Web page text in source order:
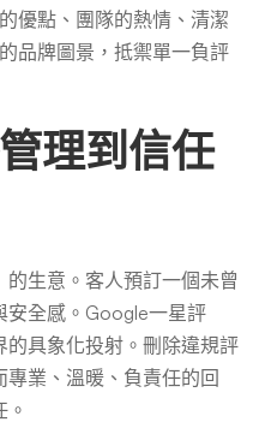
優點、團隊的熱情、清潔
品牌圖景，抵禦單一負評
理到信任
生意。客人預訂一個未曾
安全感。Google一星評
具象化投射。刪除違規評
業、溫暖、負責任的回